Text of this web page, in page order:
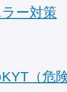
ー対策
（危